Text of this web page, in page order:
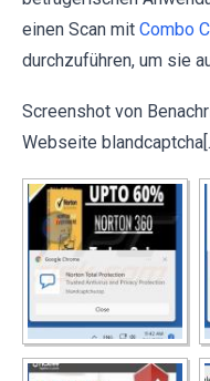
einen Scan mit Combo
durchzuführen, um sie
Screenshot von
Webseite